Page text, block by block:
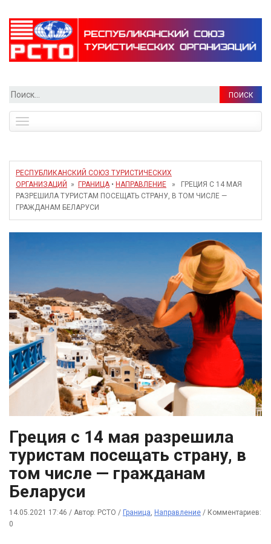
Найти:
navigation
РЕСПУБЛИКАНСКИЙ СОЮЗ ТУРИСТИЧЕСКИХ
ОРГАНИЗАЦИЙ
» ГРАНИЦА• НАПРАВЛЕНИЕ » ГРЕЦИЯ С 14 МАЯ
РАЗРЕШИЛА ТУРИСТАМ ПОСЕЩАТЬ СТРАНУ, В ТОМ ЧИСЛЕ —
ГРАЖДАНАМ БЕЛАРУСИ
Греция с 14 мая разрешила
туристам посещать страну, в
том числе — гражданам
Беларуси
14.05.2021 17:46 / Автор: РСТО / Граница, Направление / Комментариев:
0